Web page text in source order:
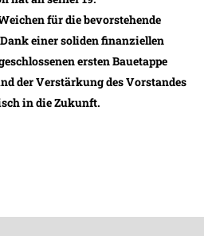
für die bevorstehende
einer soliden finanziellen
ersten Bauetappe
der Verstärkung des Vorstandes
in die Zukunft.